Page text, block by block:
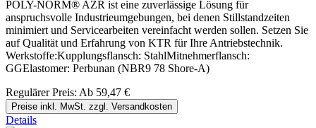
POLY-NORM® AZR ist eine zuverlässige Lösung für
anspruchsvolle Industrieumgebungen, bei denen Stillstandzeiten
minimiert und Servicearbeiten vereinfacht werden sollen. Setzen Sie
auf Qualität und Erfahrung von KTR für Ihre Antriebstechnik.
Werkstoffe:Kupplungsflansch: StahlMitnehmerflansch:
GGElastomer: Perbunan (NBR9 78 Shore-A)
Regulärer Preis: Ab 59,47 €
Preise inkl. MwSt. zzgl. Versandkosten
Details